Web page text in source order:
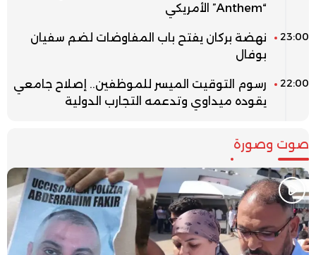
“Anthem” الأمريكي
23:00
نهضة بركان يفتح باب المفاوضات لضم سفيان
بوفال
22:00
رسوم التوقيت الميسر للموظفين.. إصلاح جامعي
يقوده ميداوي وتدعمه التجارب الدولية
صوت وصورة